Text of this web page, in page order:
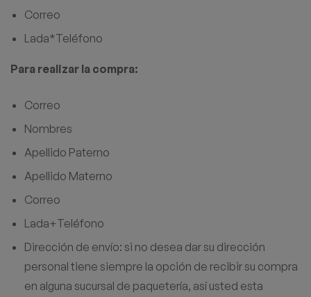
Correo
Lada*Teléfono
Para realizar la compra:
Correo
Nombres
Apellido Paterno
Apellido Materno
Correo
Lada+Teléfono
Dirección de envío: si no desea dar su dirección
personal tiene siempre la opción de recibir su compra
en alguna sucursal de paquetería, así usted esta